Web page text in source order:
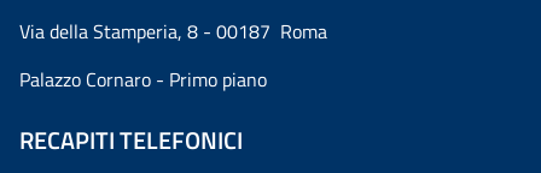
Via della Stamperia, 8 - 00187 Roma
Palazzo Cornaro - Primo piano
RECAPITI TELEFONICI